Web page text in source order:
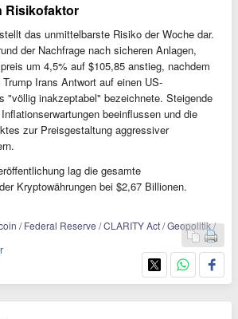
Risikofaktor
das unmittelbarste Risiko der Woche dar.
der Nachfrage nach sicheren Anlagen,
um 4,5% auf $105,85 anstieg, nachdem
Irans Antwort auf einen US-
"völlig inakzeptabel" bezeichnete. Steigende
beeinflussen und die
zur Preisgestaltung aggressiver
lag die gesamte
Kryptowährungen bei $2,67 Billionen.
/ Federal Reserve / CLARITY Act / Geopolitik /